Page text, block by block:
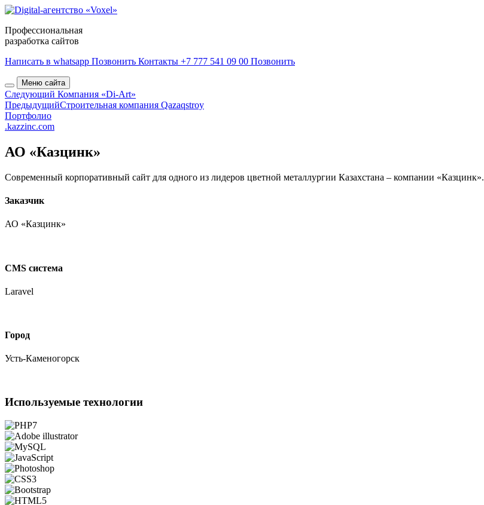
Профессиональная
разработка сайтов
Написать в whatsapp Позвонить Контакты +7 777 541 09 00 Позвонить
Меню сайта
Следующий Компания «Di-Art»
ПредыдущийСтроительная компания Qazaqstroy
Портфолио
.kazzinc.com
АО «Казцинк»
Современный корпоративный сайт для одного из лидеров цветной металлургии Казахстана – компании «Казцинк».
Заказчик
АО «Казцинк»
CMS система
Laravel
Город
Усть-Каменогорск
Используемые технологии